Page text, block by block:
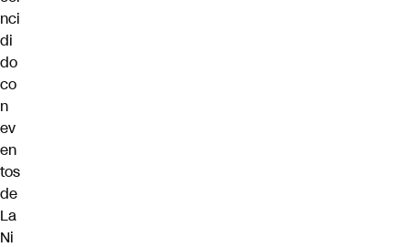
nci
di
do
co
n
ev
en
tos
de
La
Ni